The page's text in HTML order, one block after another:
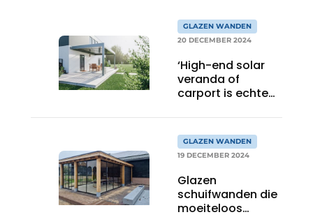
GLAZEN WANDEN
20 DECEMBER 2024
‘High-end solar
veranda of
carport is echte
GLAZEN WANDEN
19 DECEMBER 2024
Glazen
schuifwanden die
moeiteloos